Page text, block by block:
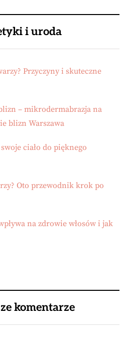
i uroda
Przyczyny i skuteczne
– mikrodermabrazja na
blizn Warszawa
ciało do pięknego
Oto przewodnik krok po
na zdrowie włosów i jak
komentarze